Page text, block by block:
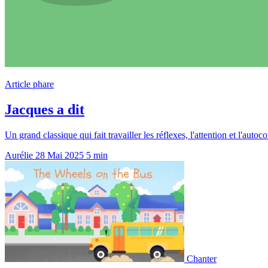
Article phare
Jacques a dit
Un grand classique qui fait travailler les réflexes, l'attention et
Aurélie 28 Mai 2025 5 min
Chanter